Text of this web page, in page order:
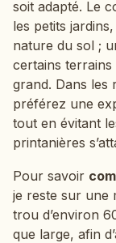
soit adapté. Le
les petits
nature du sol ;
certains
grand. Dans les
préférez une
tout en évitant
printanières
Pour savoir
je reste sur une
trou d’environ
que large, afin